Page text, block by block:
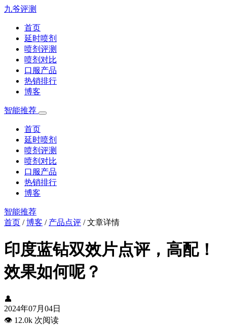
九爷评测
首页
延时喷剂
喷剂评测
喷剂对比
口服产品
热销排行
博客
智能推荐
首页
延时喷剂
喷剂评测
喷剂对比
口服产品
热销排行
博客
智能推荐
首页 /博客 / 产品点评 /文章详情
印度蓝钻双效片点评，高配！
效果如何呢？
👤
2024年07月04日
👁️ 12.0k 次阅读